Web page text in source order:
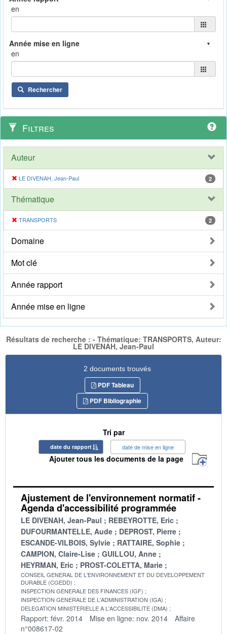
en
en
Rechercher
Filtres
Auteur
LE DIVENAH, Jean-Paul 2
Thématique
TRANSPORTS 2
Domaine
Mot clé
Année rapport
Année mise en ligne
Résultats de recherche : - Thématique: TRANSPORTS, Auteur:
LE DIVENAH, Jean-Paul
2 documents trouvés
PDF Tableau
PDF Bibliographie
Tri par
date du rapport date de mise en ligne
Ajouter tous les documents de la page
Ajustement de l'environnement normatif -
Agenda d'accessibilité programmée
LE DIVENAH, Jean-Paul
REBEYROTTE, Eric
DUFOURMANTELLE, Aude
DEPROST, Pierre
ESCANDE-VILBOIS, Sylvie
RATTAIRE, Sophie
CAMPION, Claire-Lise
GUILLOU, Anne
HEYRMAN, Eric
PROST-COLETTA, Marie
CONSEIL GENERAL DE L'ENVIRONNEMENT ET DU DEVELOPPEMENT
DURABLE (CGEDD)
INSPECTION GENERALE DES FINANCES (IGF)
INSPECTION GENERALE DE L'ADMINISTRATION (IGA)
DELEGATION MINISTERIELLE A L'ACCESSIBILITE (DMA)
Rapport: févr. 2014 Mise en ligne: nov. 2014
Affaire
n°008617-02